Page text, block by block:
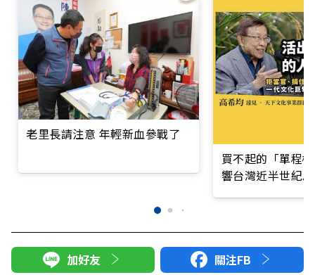
老里長請注意 年輕新血參戰了
買不起的「單程
響台灣近半世紀
加好友 關注FB